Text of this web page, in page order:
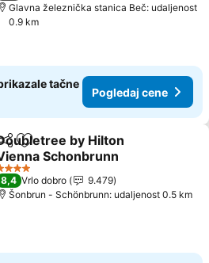
Glavna železnička stanica Beč: udaljenost
0.9 km
tačne
Pogledaj cene
Dodati u favorite
by Hilton
Schonbrunn
cene
Zvezdice
8,4 Vrlo dobro
9.479
Šonbrun - Schönbrunn: udaljenost 0.5 km